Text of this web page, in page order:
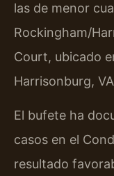
las de menor
Rockingham/
Court, ubicado
Harrisonburg,
El bufete ha
casos en el
resultado